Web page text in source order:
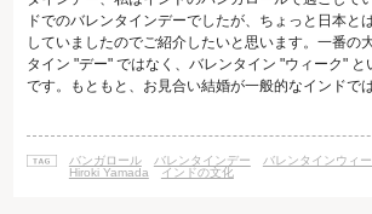
ドでのバレンタインデーでしたが、ちょっと日本と
していましたのでご紹介したいと思います。一番の
タイン "デー" ではなく、バレンタイン "ウィーク"
です。もともと、お見合い結婚が一般的なインドで
タインを祝うようになってきたようですが、すでに
男性が女性にアプローチするための一週間となって
バンガロール バレンタインデー バレンタインウィー
Hiroki Yamada
インドの文化